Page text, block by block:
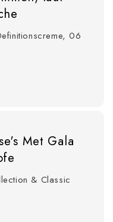
06
Met Gala
& Classic